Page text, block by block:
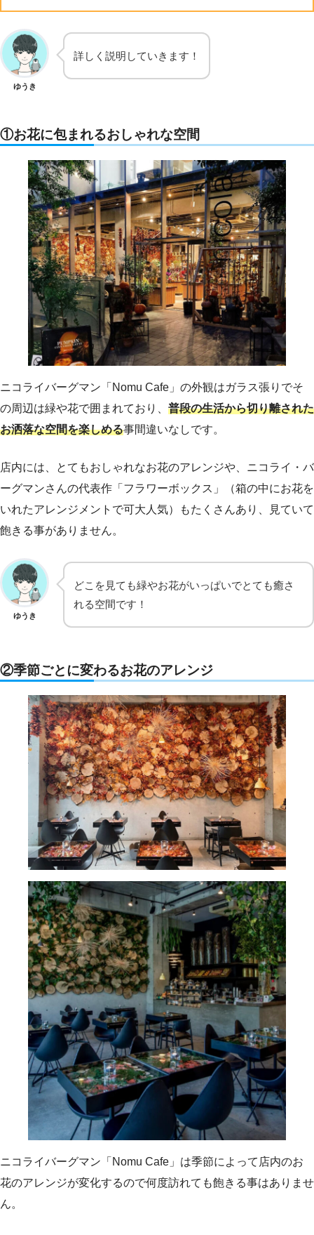
ゆうき
詳しく説明していきます！
①お花に包まれるおしゃれな空間
ニコライバーグマン「Nomu Cafe」の外観はガラス張りでそ
の周辺は緑や花で囲まれており、 普段の生活から切り離された
お洒落な空間を楽しめる事間違いなしです。
店内には、とてもおしゃれなお花のアレンジや、ニコライ・バ
ーグマンさんの代表作「フラワーボックス」（箱の中にお花を
いれたアレンジメントで可大人気）もたくさんあり、見ていて
飽きる事がありません。
ゆうき
どこを見ても緑やお花がいっぱいでとても癒さ
れる空間です！
②季節ごとに変わるお花のアレンジ
ニコライバーグマン「Nomu Cafe」は季節によって店内のお
花のアレンジが変化するので何度訪れても飽きる事はありませ
ん。